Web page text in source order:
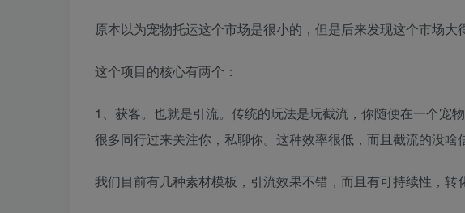
原本以为宠物托运这个市场是很小的，但是后来发现这个市场大
这个项目的核心有两个：
1、获客。也就是引流。传统的玩法是玩截流，你随便在一个宠
很多同行过来关注你，私聊你。这种效率很低，而且截流的没啥
我们目前有几种素材模板，引流效果不错，而且有可持续性，转